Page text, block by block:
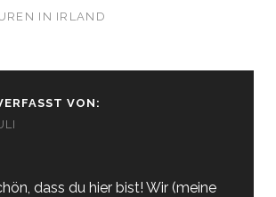
IN IRLAND
VON:
dass du hier bist! Wir (meine